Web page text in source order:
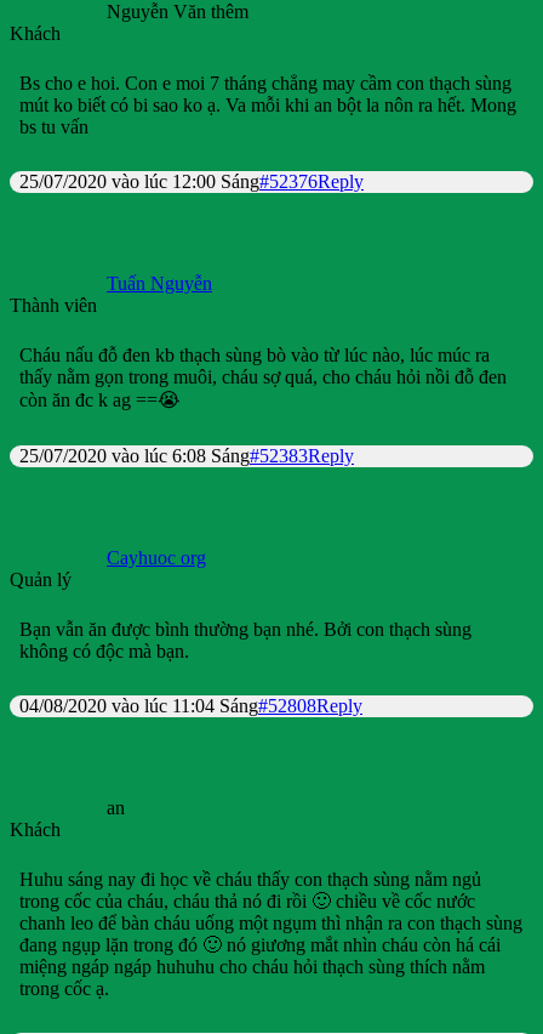
Nguyễn Văn thêm
Khách
Bs cho e hoi. Con e moi 7 tháng chẳng may cầm con thạch sùng
mút ko biết có bi sao ko ạ. Va mỗi khi an bột la nôn ra hết. Mong
bs tu vấn
25/07/2020 vào lúc 12:00 Sáng#52376Reply
Tuấn Nguyễn
Thành viên
Cháu nấu đỗ đen kb thạch sùng bò vào từ lúc nào, lúc múc ra
thấy nằm gọn trong muôi, cháu sợ quá, cho cháu hỏi nồi đỗ đen
còn ăn đc k ag ==😭
25/07/2020 vào lúc 6:08 Sáng#52383Reply
Cayhuoc org
Quản lý
Bạn vẫn ăn được bình thường bạn nhé. Bởi con thạch sùng
không có độc mà bạn.
04/08/2020 vào lúc 11:04 Sáng#52808Reply
an
Khách
Huhu sáng nay đi học về cháu thấy con thạch sùng nằm ngủ
trong cốc của cháu, cháu thả nó đi rồi 🙂 chiều về cốc nước
chanh leo để bàn cháu uống một ngụm thì nhận ra con thạch sùng
đang ngụp lặn trong đó 🙂 nó giương mắt nhìn cháu còn há cái
miệng ngáp ngáp huhuhu cho cháu hỏi thạch sùng thích nằm
trong cốc ạ.